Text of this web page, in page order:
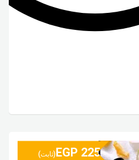
EGP 225 (ثابت)